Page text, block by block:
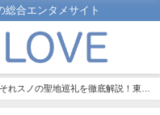
総合エンタメサイト
れスノの聖地巡礼を徹底解説！東北